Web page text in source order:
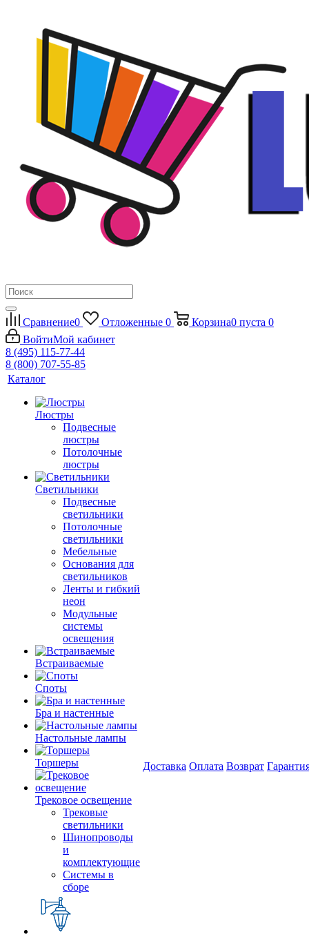
Сравнение0 Отложенные 0 Корзина0 пуста 0
ВойтиМой кабинет
8 (495) 115-77-44
8 (800) 707-55-85
Каталог
Люстры
Подвесные
люстры
Потолочные
люстры
Светильники
Подвесные
светильники
Потолочные
светильники
Мебельные
Основания для
светильников
Ленты и гибкий
неон
Модульные
системы
освещения
Встраиваемые
Споты
Бра и настенные
Настольные лампы
Торшеры
Трековое освещение
Трековые
светильники
Шинопроводы
и
комплектующие
Системы в
сборе
Доставка Оплата Возврат